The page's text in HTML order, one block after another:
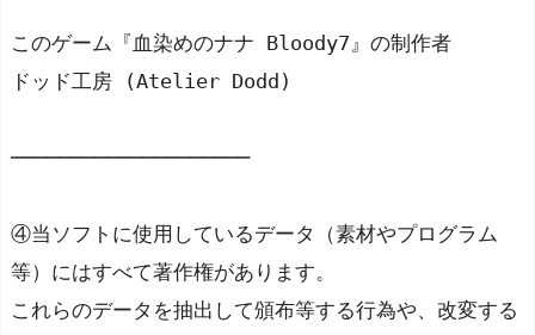
このゲーム『血染めのナナ Bloody7』の制作者
ドッド工房 (Atelier Dodd)
────────────────────
④当ソフトに使用しているデータ（素材やプログラム
等）にはすべて著作権があります。
これらのデータを抽出して頒布等する行為や、改変する